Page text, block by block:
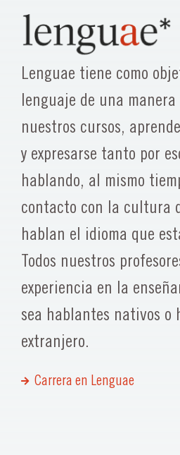
Lenguae tiene como
lenguaje de una
nuestros cursos,
y expresarse tanto por
hablando, al mismo
contacto con la cultura
hablan el idioma que
Todos nuestros
experiencia en la
sea hablantes nativos o
extranjero.
Carrera en Lenguae